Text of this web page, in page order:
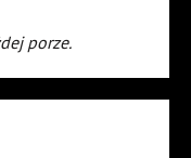
porze.